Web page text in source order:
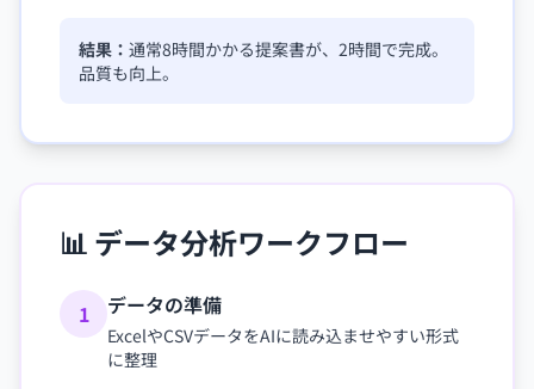
結果： 通常8時間かかる提案書が、2時間で完成。
品質も向上。
📊 データ分析ワークフロー
1 データの準備
ExcelやCSVデータをAIに読み込ませやすい形式
に整理